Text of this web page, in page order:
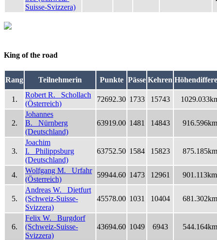
Suisse-Svizzera)
King of the road
Rang Teilnehmerin Punkte Pässe Kehren
1.
Robert R. Schollach
(Österreich)
72692.30 1733 15743
2.
Johannes
B. Nürnberg
(Deutschland)
63919.00 1481 14843 916.596km
3.
Joachim
I. Philippsburg
(Deutschland)
63752.50 1584 15823 875.185km
4.
Wolfgang M. Urfahr
(Österreich)
59944.60 1473 12961 901.113km
5.
Andreas W. Dietfurt
(Schweiz-Suisse-
Svizzera)
45578.00 1031 10404 681.302km
6.
Felix W. Burgdorf
(Schweiz-Suisse-
Svizzera)
43694.60 1049 6943 544.164km